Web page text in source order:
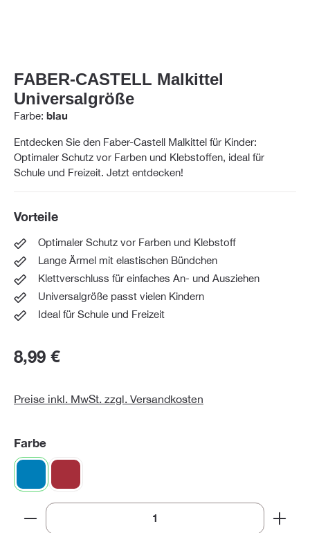
FABER-CASTELL Malkittel
Universalgröße
Farbe: blau
Entdecken Sie den Faber-Castell Malkittel für Kinder:
Optimaler Schutz vor Farben und Klebstoffen, ideal für
Schule und Freizeit. Jetzt entdecken!
Vorteile
Optimaler Schutz vor Farben und Klebstoff
Lange Ärmel mit elastischen Bündchen
Klettverschluss für einfaches An- und Ausziehen
Universalgröße passt vielen Kindern
Ideal für Schule und Freizeit
8,99 €
Preise inkl. MwSt. zzgl. Versandkosten
Farbeauswählen
blau rotorange
Produkt Anzahl: Gib den gewünschten Wert ein